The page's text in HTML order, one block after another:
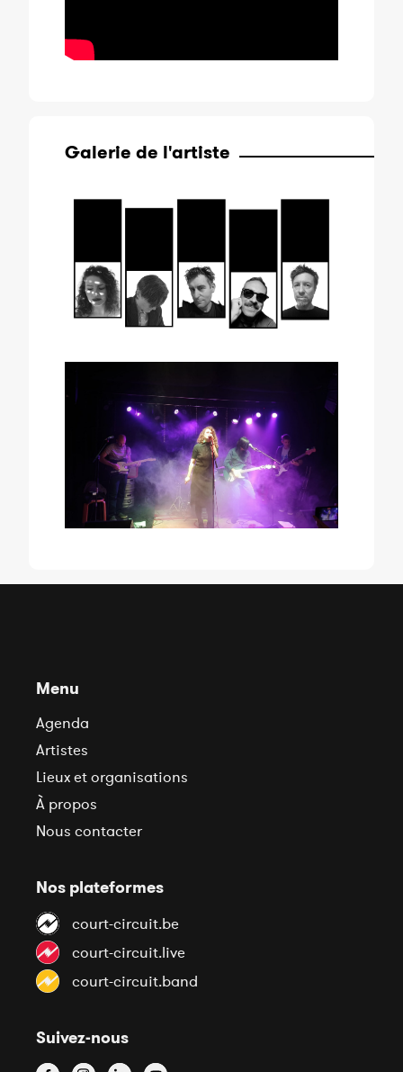
Galerie de l'artiste
Menu
Agenda
Artistes
Lieux et organisations
À propos
Nous contacter
Nos plateformes
court-circuit.be
court-circuit.live
court-circuit.band
Suivez-nous